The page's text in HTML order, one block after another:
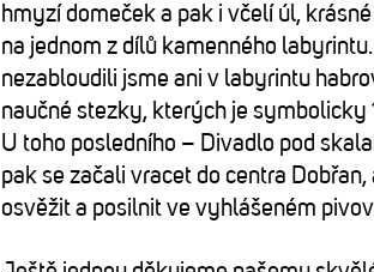
hmyzí domeček a pak i včelí úl,
na jednom z dílů kamenného
nezabloudili jsme ani v labyrintu
naučné stezky, kterých je symbolicky
U toho posledního – Divadlo pod
pak se začali vracet do centra
osvěžit a posilnit ve vyhlášeném